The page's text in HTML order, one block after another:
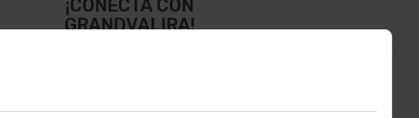
¡CONECTA CON
GRANDVALIRA!